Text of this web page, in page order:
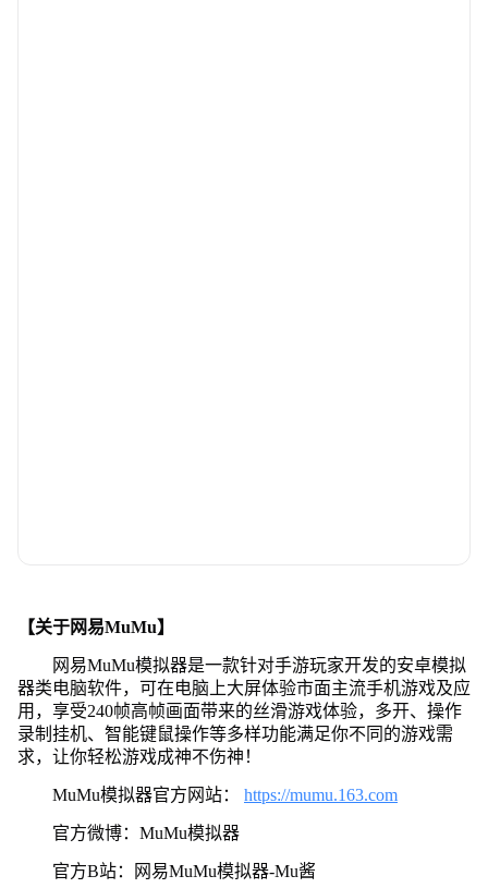
【关于网易MuMu】
网易MuMu模拟器是一款针对手游玩家开发的安卓模拟
器类电脑软件，可在电脑上大屏体验市面主流手机游戏及应
用，享受240帧高帧画面带来的丝滑游戏体验，多开、操作
录制挂机、智能键鼠操作等多样功能满足你不同的游戏需
求，让你轻松游戏成神不伤神！
MuMu模拟器官方网站： https://mumu.163.com
官方微博：MuMu模拟器
官方B站：网易MuMu模拟器-Mu酱